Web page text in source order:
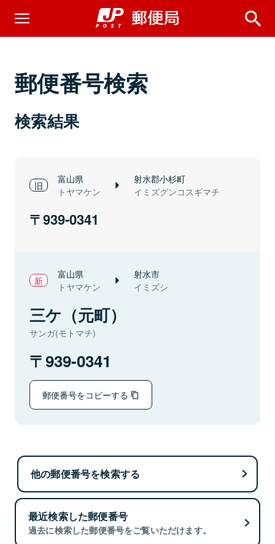
郵便番号検索
検索結果
富山県
トヤマケン
射水郡小杉町
イミズグンコスギマチ
939-0341
富山県
トヤマケン
射水市
イミズシ
三ケ（元町）
サンガ(モトマチ)
939-0341
郵便番号をコピーする
他の郵便番号を検索する
最近検索した郵便番号
過去に検索した郵便番号をご覧いただけます。